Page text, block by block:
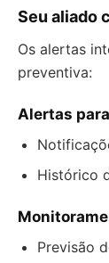
Seu aliado
Os alertas
preventiva:
Alertas
Histórico
Previsão